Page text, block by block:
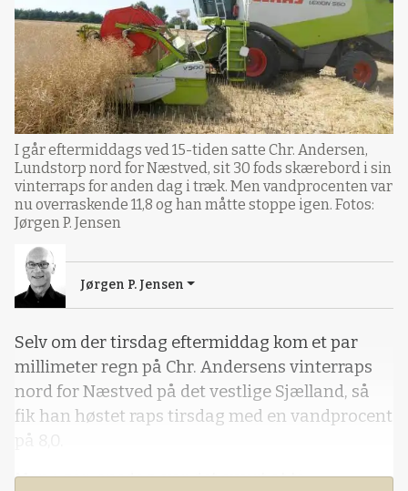
I går eftermiddags ved 15-tiden satte Chr. Andersen,
Lundstorp nord for Næstved, sit 30 fods skærebord i sin
vinterraps for anden dag i træk. Men vandprocenten var
nu overraskende 11,8 og han måtte stoppe igen. Fotos:
Jørgen P. Jensen
Jørgen P. Jensen
Selv om der tirsdag eftermiddag kom et par
millimeter regn på Chr. Andersens vinterraps
nord for Næstved på det vestlige Sjælland, så
fik han høstet raps tirsdag med en vandprocent
på 8,0.
Men i går, onsdag, var det svært at få